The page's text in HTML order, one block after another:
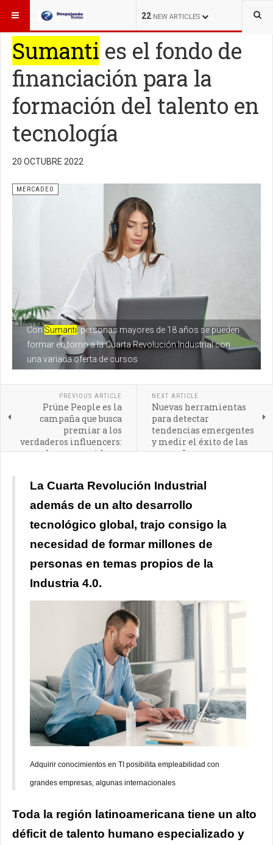
22 NEW ARTICLES
ESTÁ AQUÍ: MERCADEO
Sumanti es el fondo de
financiación para la
formación del talento en
tecnología
20 OCTUBRE 2022
ConSumanti, personas mayores de 18 años se pueden
formar en torno a la Cuarta Revolución Industrial con
una variada oferta de cursos
MERCADEO
PREVIOUS ARTICLE
Prüne People es la
campaña que busca
premiar a los
verdaderos influencers:
los consumidores
NEXT ARTICLE
Nuevas herramientas
para detectar
tendencias emergentes
y medir el éxito de las
campañas
La Cuarta Revolución Industrial
además de un alto desarrollo
tecnológico global, trajo consigo la
necesidad de formar millones de
personas en temas propios de la
Industria 4.0.
Adquirir conocimientos en TI posibilita empleabilidad con
grandes empresas, algunas internacionales
Toda la región latinoamericana tiene un alto
déficit de talento humano especializado y